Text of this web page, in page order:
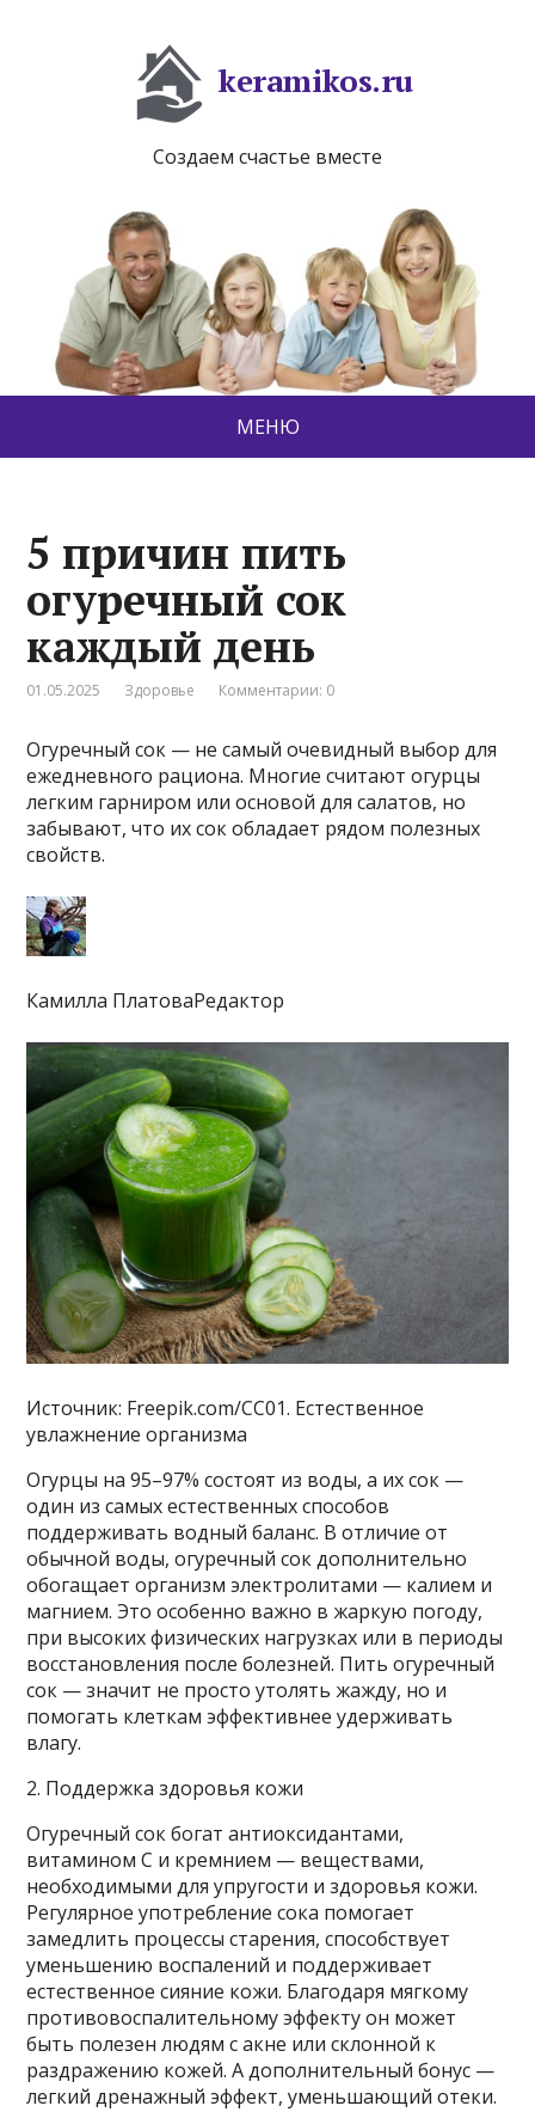
keramikos.ru
Создаем счастье вместе
МЕНЮ
5 причин пить
огуречный сок
каждый день
01.05.2025 Здоровье Комментарии: 0
Огуречный сок — не самый очевидный выбор для
ежедневного рациона. Многие считают огурцы
легким гарниром или основой для салатов, но
забывают, что их сок обладает рядом полезных
свойств.
Камилла ПлатоваРедактор
Источник: Freepik.com/CC01. Естественное
увлажнение организма
Огурцы на 95–97% состоят из воды, а их сок —
один из самых естественных способов
поддерживать водный баланс. В отличие от
обычной воды, огуречный сок дополнительно
обогащает организм электролитами — калием и
магнием. Это особенно важно в жаркую погоду,
при высоких физических нагрузках или в периоды
восстановления после болезней. Пить огуречный
сок — значит не просто утолять жажду, но и
помогать клеткам эффективнее удерживать
влагу.
2. Поддержка здоровья кожи
Огуречный сок богат антиоксидантами,
витамином С и кремнием — веществами,
необходимыми для упругости и здоровья кожи.
Регулярное употребление сока помогает
замедлить процессы старения, способствует
уменьшению воспалений и поддерживает
естественное сияние кожи. Благодаря мягкому
противовоспалительному эффекту он может
быть полезен людям с акне или склонной к
раздражению кожей. А дополнительный бонус —
легкий дренажный эффект, уменьшающий отеки.